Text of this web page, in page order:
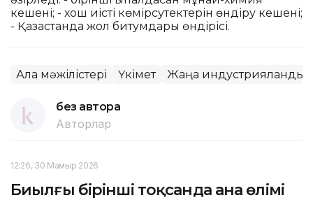
кешені; - хош иісті көмірсутектерін өндіру кешені;
- Қазақстанда жол битумдары өндірісі.
Алқа мәжілістері Үкімет Жаңа
без автора
Авторлар
12:26, 30 Мамыр 2026
Биылғы бірінші тоқсанда ана өлімі